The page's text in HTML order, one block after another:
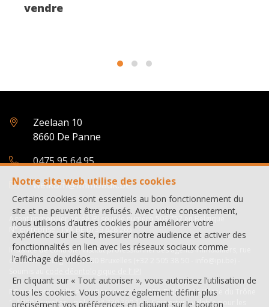
vendre
Notre site web utilise des cookies
Certains cookies sont essentiels au bon fonctionnement du
site et ne peuvent être refusés. Avec votre consentement,
nous utilisons d’autres cookies pour améliorer votre
expérience sur le site, mesurer notre audience et activer des
fonctionnalités en lien avec les réseaux sociaux comme
l’affichage de vidéos.
En cliquant sur « Tout autoriser », vous autorisez l’utilisation de
tous les cookies. Vous pouvez également définir plus
précisément vos préférences en cliquant sur le bouton
Zeelaan 10
8660 De Panne
0475 95 64 95
welkom@immoadk.be
Agent immobilier agréé IPI sous le numéro 503.752 en Belgique
N° entreprise : TVA BE-0739 628 265
Instance de contrôle: Institut professionnel des agents immobiliers, rue
du Luxembourg 16B, 1000 Bruxelles (+32 2 505 38 50 - info@ipi.be) -
RC professionnelle et cautionnement via AXA Belgium SA, Place du Trône
1, 1000 Bruxelles – police n° 730.390.160. Couverture valable pour les